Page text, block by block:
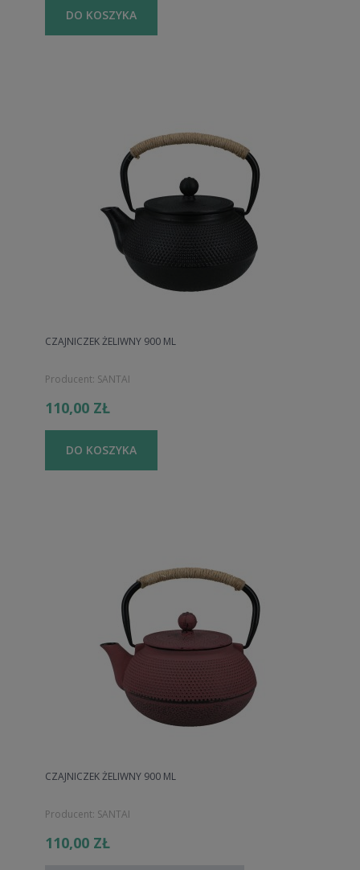
DO KOSZYKA
CZAJNICZEK ŻELIWNY 900 ML
Producent: SANTAI
110,00 ZŁ
DO KOSZYKA
CZAJNICZEK ŻELIWNY 900 ML
Producent: SANTAI
110,00 ZŁ